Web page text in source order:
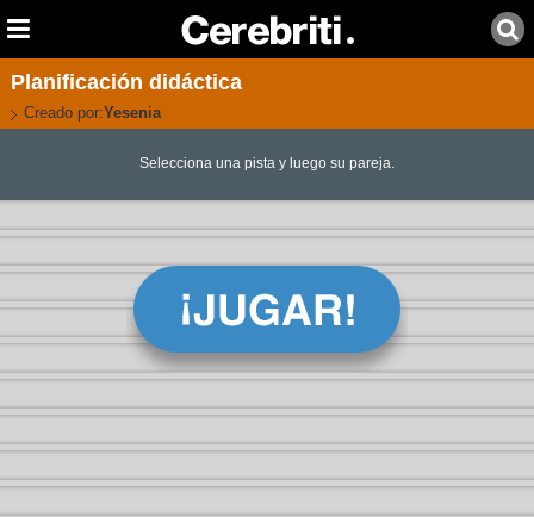
Planificación didáctica
Creado por:Yesenia
Selecciona una pista y luego su pareja.